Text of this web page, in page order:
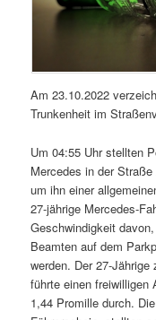
Am 23.10.2022
Trunkenheit im
Um 04:55 Uhr stellten
Mercedes in der
um ihn einer
27-jährige Mercedes-
Geschwindigkeit
Beamten auf dem
werden. Der 27-
führte einen
1,44 Promille durch.